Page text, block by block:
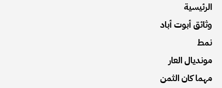
الرئيسية
وثائق أبوت أباد
نمط
مونديال العار
مهما كان الثمن